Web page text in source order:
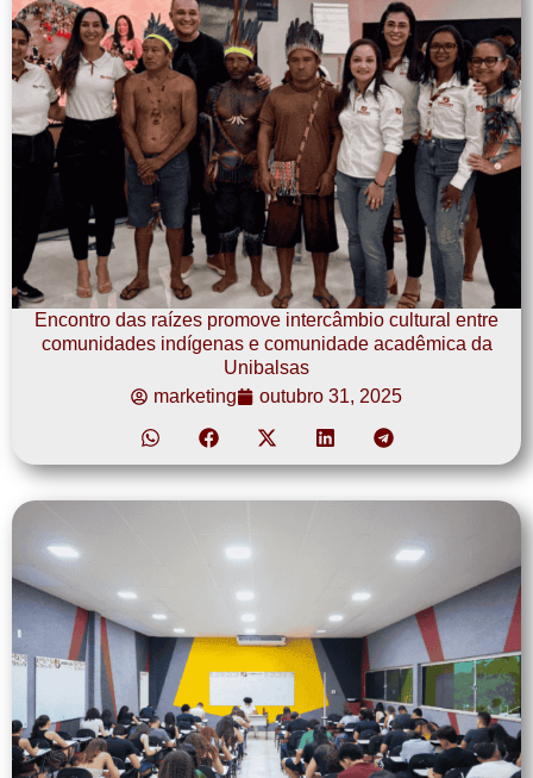
Encontro das raízes promove intercâmbio cultural entre
comunidades indígenas e comunidade acadêmica da
Unibalsas
marketing
outubro 31, 2025